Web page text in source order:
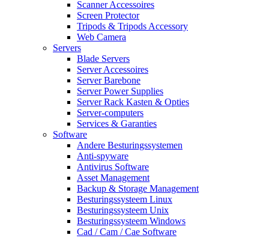
Scanner Accessoires
Screen Protector
Tripods & Tripods Accessory
Web Camera
Servers
Blade Servers
Server Accessoires
Server Barebone
Server Power Supplies
Server Rack Kasten & Opties
Server-computers
Services & Garanties
Software
Andere Besturingssystemen
Anti-spyware
Antivirus Software
Asset Management
Backup & Storage Management
Besturingssysteem Linux
Besturingssysteem Unix
Besturingssysteem Windows
Cad / Cam / Cae Software